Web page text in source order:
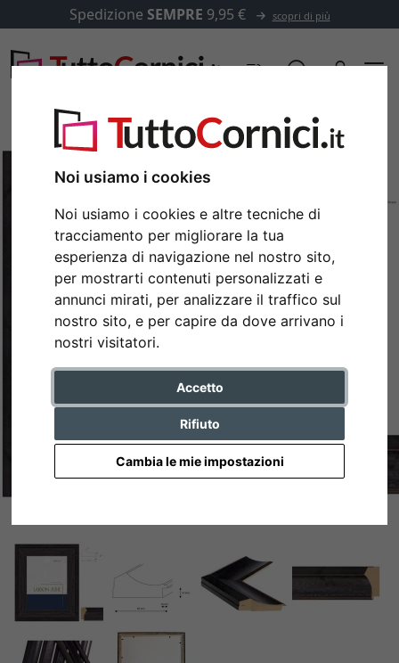
Noi usiamo i cookies
Noi usiamo i cookies e altre tecniche di
tracciamento per migliorare la tua
esperienza di navigazione nel nostro sito,
per mostrarti contenuti personalizzati e
annunci mirati, per analizzare il traffico sul
nostro sito, e per capire da dove arrivano i
nostri visitatori.
Accetto
Rifiuto
Cambia le mie impostazioni
Spedizione SEMPRE 9,95 € scopri di più
Indietro